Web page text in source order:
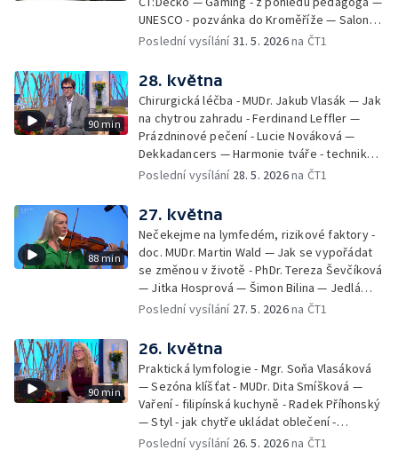
UNESCO - pozvánka do Kroměříže — Salon
filmových klapek
Poslední vysílání31. 5. 2026na ČT1
90 min
28. května
Chirurgická léčba - MUDr. Jakub Vlasák — Jak
na chytrou zahradu - Ferdinand Leffler —
Prázdninové pečení - Lucie Nováková —
Dekkadancers — Harmonie tváře - techniky
přírodního omlazení - Martina Kavecká —
Petr Bednařík — Počasí s Michalem Žákem
Poslední vysílání 28. 5. 2026na ČT1
88 min
27. května
Nečekejme na lymfedém, rizikové faktory -
doc. MUDr. Martin Wald — Jak se vypořádat
se změnou v životě - PhDr. Tereza Ševčíková
— Jitka Hosprová — Šimon Bilina — Jedlá
zahrada - Petra Matějková — Kulturní tipy
Poslední vysílání 27. 5. 2026na ČT1
90 min
26. května
Praktická lymfologie - Mgr. Soňa Vlasáková
— Sezóna klíšťat - MUDr. Dita Smíšková —
Vaření - filipínská kuchyně - Radek Příhonský
— Styl - jak chytře ukládat oblečení -
Veronika Slaninová — Běháme s dětmi - jak
Poslední vysílání 26. 5. 2026na ČT1